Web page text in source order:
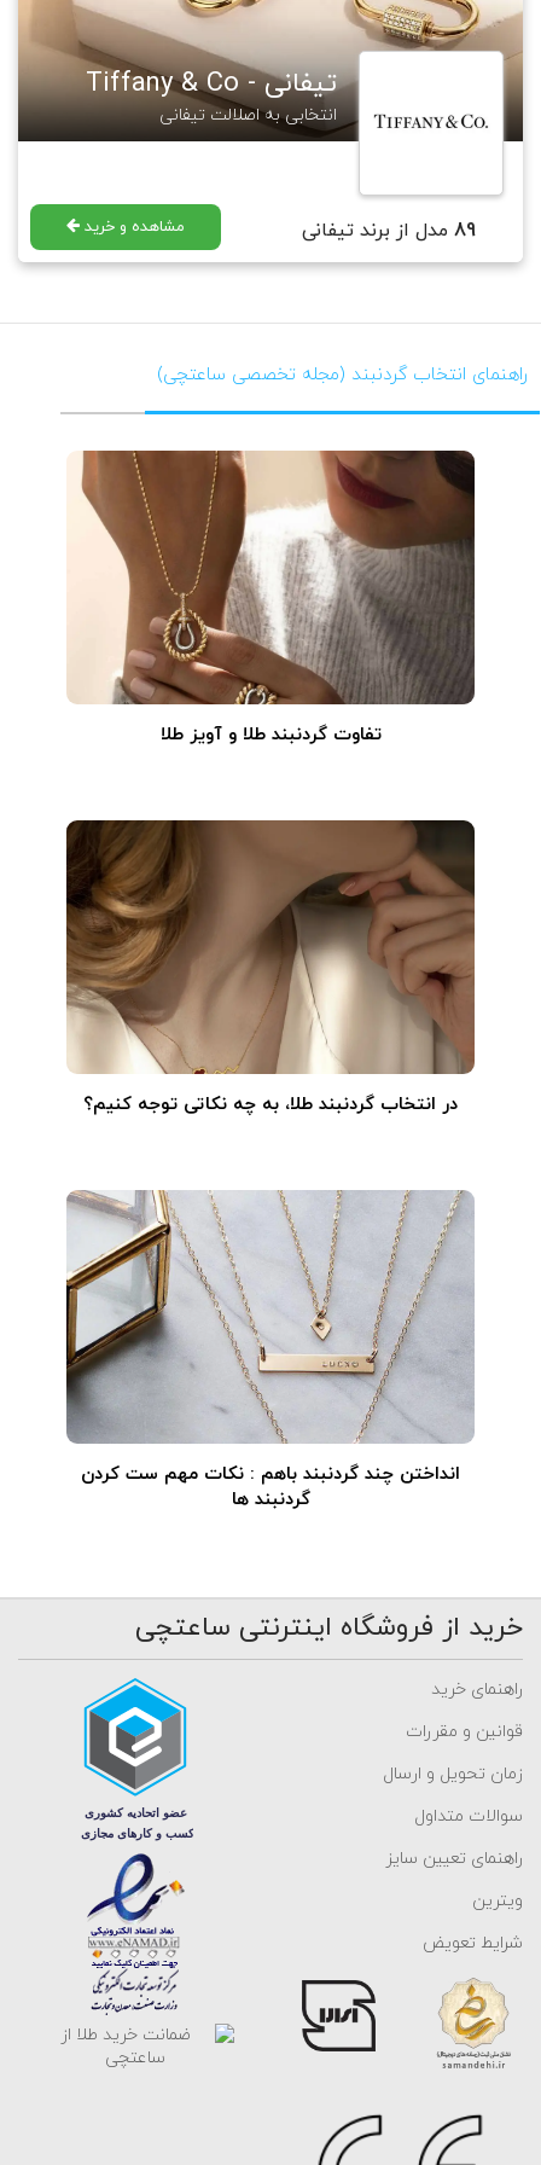
تیفانی - Tiffany & Co
انتخابی به اصلالت تیفانی
89 مدل از برند تیفانی مشاهده و خرید
راهنمای انتخاب گردنبند (مجله تخصصی ساعتچی)
تفاوت گردنبند طلا و آویز طلا
در انتخاب گردنبند طلا‌، به چه نکاتی توجه کنیم؟
انداختن چند گردنبند باهم : نکات مهم ست کردن
گردنبند ها
خرید از فروشگاه اینترنتی ساعتچی
راهنمای خرید
قوانین و مقررات
زمان تحویل و ارسال
سوالات متداول
راهنمای تعیین سایز
ویترین
شرایط تعویض